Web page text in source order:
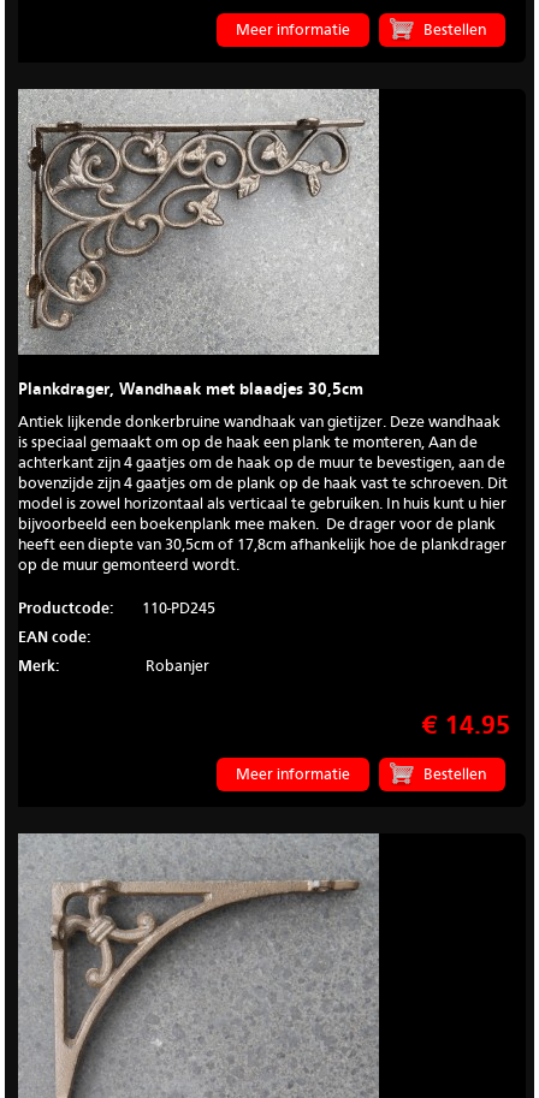
Meer informatie
Plankdrager, Wandhaak met blaadjes 30,5cm
Antiek lijkende donkerbruine wandhaak van gietijzer. Deze wandhaak
is speciaal gemaakt om op de haak een plank te monteren, Aan de
achterkant zijn 4 gaatjes om de haak op de muur te bevestigen, aan de
bovenzijde zijn 4 gaatjes om de plank op de haak vast te schroeven. Dit
model is zowel horizontaal als verticaal te gebruiken. In huis kunt u hier
bijvoorbeeld een boekenplank mee maken. De drager voor de plank
heeft een diepte van 30,5cm of 17,8cm afhankelijk hoe de plankdrager
op de muur gemonteerd wordt.
Productcode:
110-PD245
EAN code:
Merk:
Robanjer
€ 14.95
Meer informatie